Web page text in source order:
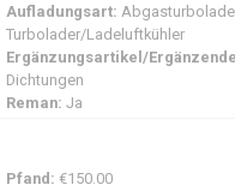
Aufladungsart:
Turbolader/Ladeluftkühler
Ergänzungsartikel/
Dichtungen
Reman: Ja
Pfand: €150.00